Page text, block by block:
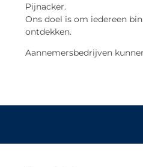
Pijnacker.
Ons doel is om iedereen
ontdekken.
Aannemersbedrijven